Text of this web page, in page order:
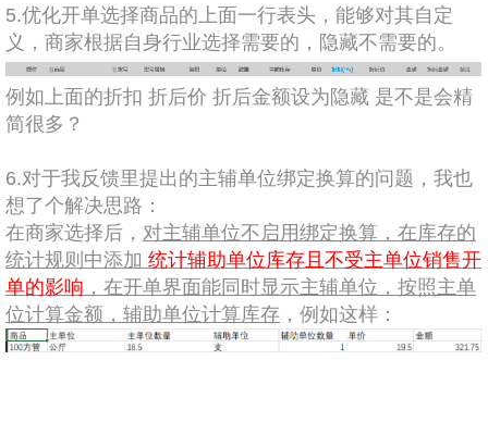
5.优化开单选择商品的上面一行表头，能够对其自定
义，商家根据自身行业选择需要的，隐藏不需要的。
例如上面的折扣 折后价 折后金额设为隐藏 是不是会精
简很多？
6.对于我反馈里提出的主辅单位绑定换算的问题，我也
想了个解决思路：
在商家选择后， 对主辅单位不启用绑定换算，在库存的
统计规则中添加 统计辅助单位库存且不受主单位销售开
单的影响 ，在开单界面能同时显示主辅单位，按照主单
位计算金额，辅助单位计算库存 ，例如这样：